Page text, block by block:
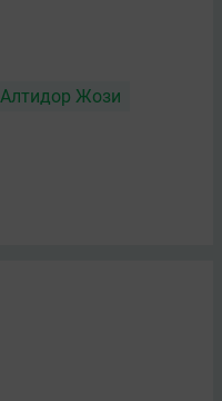
Алтидор Жози